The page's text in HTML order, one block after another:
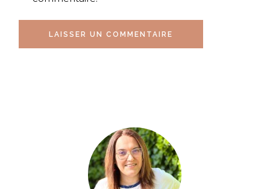
LAISSER UN COMMENTAIRE